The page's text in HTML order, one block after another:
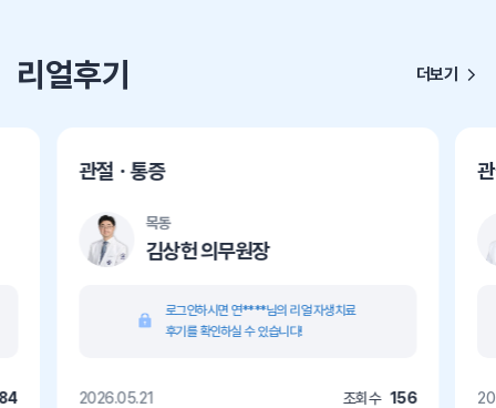
리얼후기 더보기
관절ㆍ통증
목동
김상헌 의무원장
로그인하시면 연****님의 리얼 자생치료
후기를 확인하실 수 있습니다!
2026.05.21 조회수 156